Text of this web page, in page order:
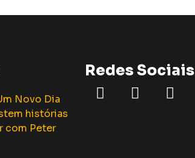
Redes Sociais